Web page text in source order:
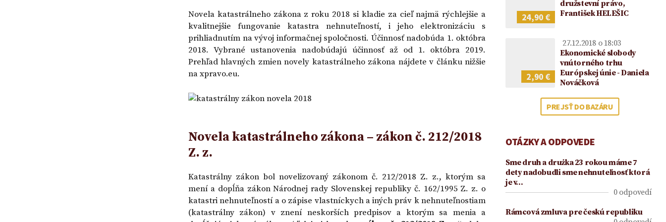
Novela katastrálneho zákona z roku 2018 si kladie za cieľ najmä rýchlejšie a
kvalitnejšie fungovanie katastra nehnuteľností, i jeho elektronizáciu s
prihliadnutím na vývoj informačnej spoločnosti. Účinnosť nadobúda 1. októbra
2018. Vybrané ustanovenia nadobúdajú účinnosť až od 1. októbra 2019.
Prehľad hlavných zmien novely katastrálneho zákona nájdete v článku nižšie
na xpravo.eu.
Novela katastrálneho zákona – zákon č. 212/2018
Z. z.
Katastrálny zákon bol novelizovaný zákonom č. 212/2018 Z. z., ktorým sa
mení a dopĺňa zákon Národnej rady Slovenskej republiky č. 162/1995 Z. z. o
katastri nehnuteľností a o zápise vlastníckych a iných práv k nehnuteľnostiam
(katastrálny zákon) v znení neskorších predpisov a ktorým sa menia a
24,90 €
družstevní právo,
František HELEŠIC
2,90 €
27.12.2018 o 18:03
Ekonomické slobody
vnútorného trhu
Európskej únie - Daniela
Nováčková
PREJSŤ DO BAZÁRU
OTÁZKY A ODPOVEDE
Sme druh a drużka 23 rokou máme 7
dety nadobudli sme nehnuteľnosť ktorá
je v…
0 odpovedí
Rámcová zmluva pre českú republiku